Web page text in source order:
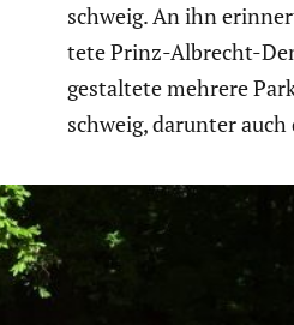
schweig. An ihn
tete Prinz-Albrecht-
gestal­tete mehrere
schweig, darunter